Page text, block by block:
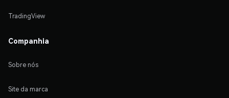
TradingView
Companhia
Sobre nós
Site da marca